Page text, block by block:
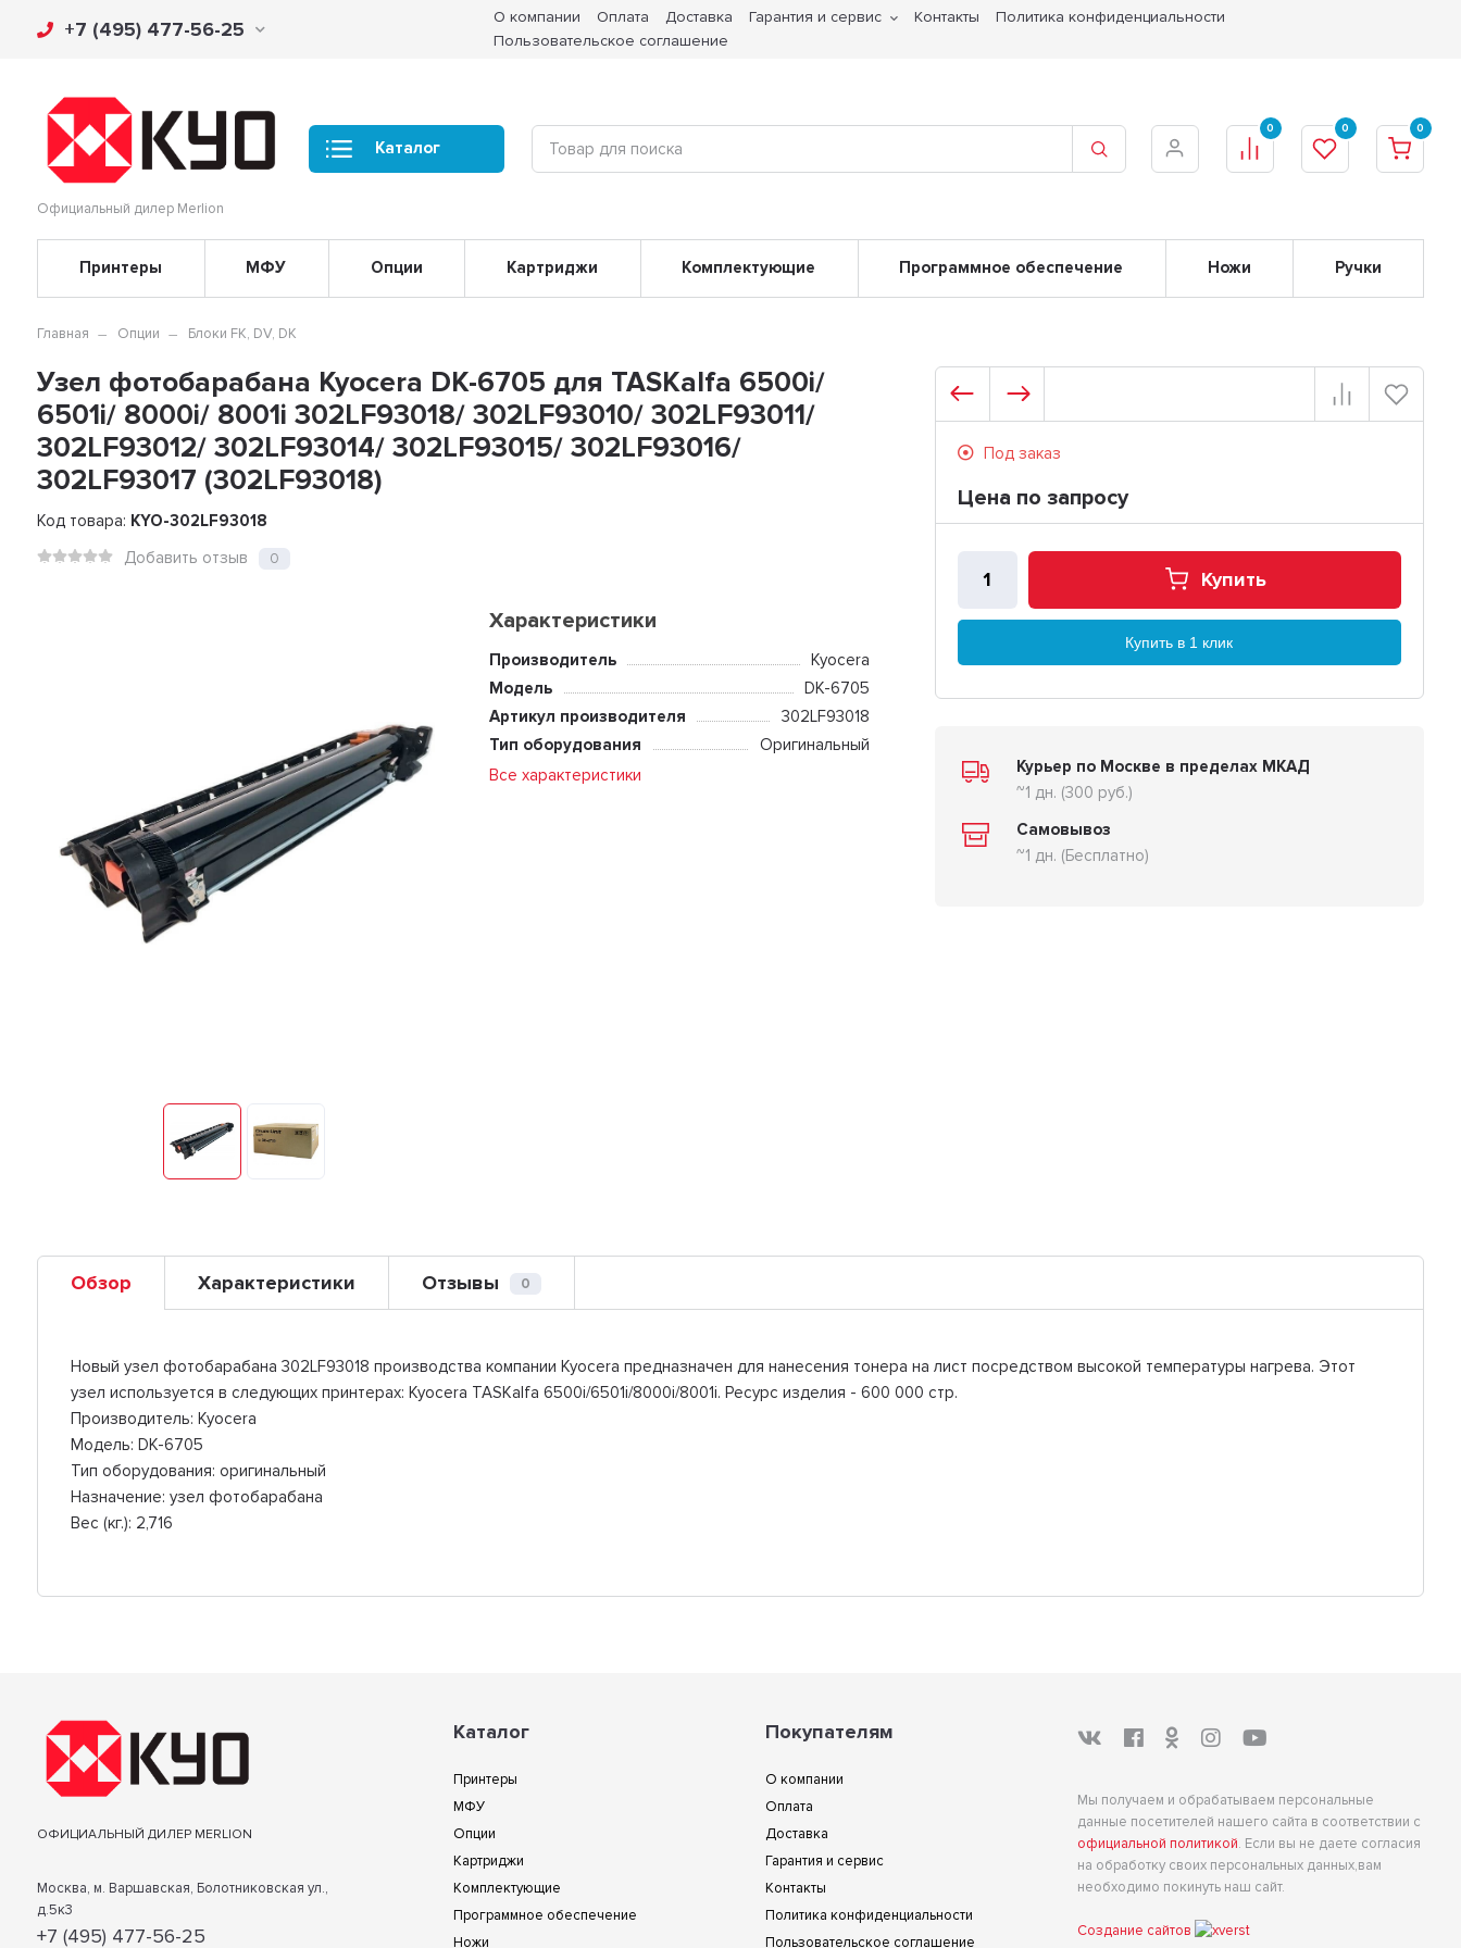
+7 (495) 477-56-25
О компании Оплата Доставка Гарантия и сервис Контакты
Политика конфиденциальности
Пользовательское соглашение
Официальный дилер Merlion
Каталог
0 0 0
Принтеры МФУ Опции Картриджи Комплектующие Программное обеспечение Ножи Ручки
Главная Опции Блоки FK, DV, DK
Узел фотобарабана Kyocera DK-6705 для TASKalfa 6500i/
6501i/ 8000i/ 8001i 302LF93018/ 302LF93010/ 302LF93011/
302LF93012/ 302LF93014/ 302LF93015/ 302LF93016/
302LF93017 (302LF93018)
Код товара: KYO-302LF93018
Добавить отзыв
0
Характеристики
Производитель
Kyocera
Модель
DK-6705
Артикул производителя
302LF93018
Тип оборудования
Оригинальный
Все характеристики
Под заказ
Цена по запросу
Купить
Купить в 1 клик
Курьер по Москве в пределах МКАД
~1 дн. (300 руб.)
Самовывоз
~1 дн. (Бесплатно)
Обзор Характеристики Отзывы 0
Новый узел фотобарабана 302LF93018 производства компании Kyocera предназначен для нанесения тонера на лист посредством высокой температуры нагрева. Этот
узел используется в следующих принтерах: Kyocera TASKalfa 6500i/6501i/8000i/8001i. Ресурс изделия - 600 000 стр.
Производитель: Kyocera
Модель: DK-6705
Тип оборудования: оригинальный
Назначение: узел фотобарабана
Вес (кг.): 2,716
ОФИЦИАЛЬНЫЙ ДИЛЕР MERLION
Москва, м. Варшавская, Болотниковская ул.,
д.5к3
+7 (495) 477-56-25
Каталог
Принтеры
МФУ
Опции
Картриджи
Комплектующие
Программное обеспечение
Ножи
Покупателям
О компании
Оплата
Доставка
Гарантия и сервис
Контакты
Политика конфиденциальности
Пользовательское соглашение
Мы получаем и обрабатываем персональные
данные посетителей нашего сайта в соответствии с
официальной политикой. Если вы не даете согласия
на обработку своих персональных данных,вам
необходимо покинуть наш сайт.
Создание сайтов